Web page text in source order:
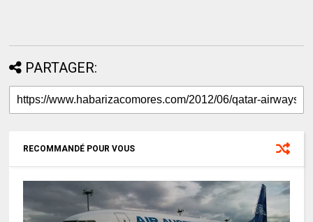
PARTAGER:
RECOMMANDÉ POUR VOUS